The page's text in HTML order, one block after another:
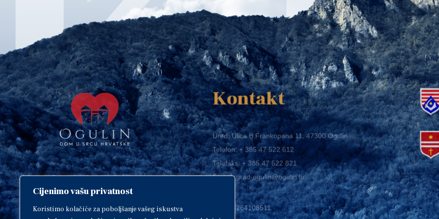
Cijenimo vašu privatnost
Koristimo kolačiće za poboljšanje vašeg iskustva
Copyright © 2018. Grad Ogulin,
sva prava pridržana.
Kontakt
Ured: Ulica B.Frankopana 11, 47300 Ogulin
Telefon:+ 385 47 522 612
Telefaks:+ 385 47 522 821
E-mail:grad-ogulin@ogulin.hr
OIB: 58264108511
IBAN: HR1424020061829700009